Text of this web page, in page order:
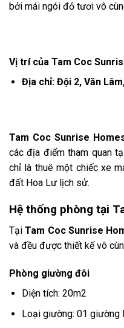
bởi mái ngói đỏ tươi vô
Vị trí của Tam Coc
Địa chỉ: Đội 2, Văn
Tam Coc Sunrise
các địa điểm tham quan
chỉ là thuê một chiếc xe
đất Hoa Lư lịch sử.
Hệ thống phòng tại
TạiTam Coc Sunrise
và đều được thiết kế vô
Phòng giường đôi
Diện tích: 20m2
Loại giường: 01 giường